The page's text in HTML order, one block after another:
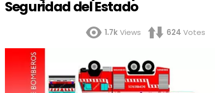
Seguridad del Estado
1.7kViews 624 Votes